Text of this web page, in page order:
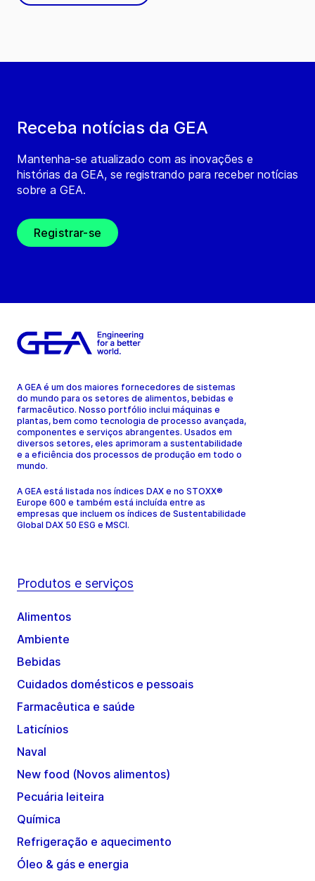
Receba notícias da GEA
Mantenha-se atualizado com as inovações e
histórias da GEA, se registrando para receber notícias
sobre a GEA.
Registrar-se
A GEA é um dos maiores fornecedores de sistemas
do mundo para os setores de alimentos, bebidas e
farmacêutico. Nosso portfólio inclui máquinas e
plantas, bem como tecnologia de processo avançada,
componentes e serviços abrangentes. Usados em
diversos setores, eles aprimoram a sustentabilidade
e a eficiência dos processos de produção em todo o
mundo.
A GEA está listada nos índices DAX e no STOXX®
Europe 600 e também está incluída entre as
empresas que incluem os índices de Sustentabilidade
Global DAX 50 ESG e MSCI.
Produtos e serviços
Alimentos
Ambiente
Bebidas
Cuidados domésticos e pessoais
Farmacêutica e saúde
Laticínios
Naval
New food (Novos alimentos)
Pecuária leiteira
Química
Refrigeração e aquecimento
Óleo & gás e energia